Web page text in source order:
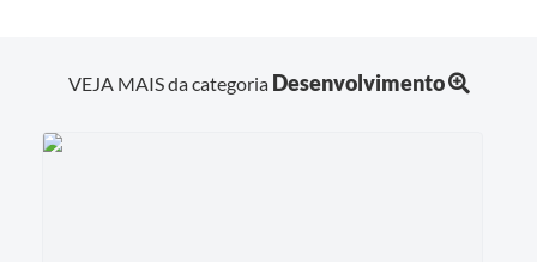
VEJA MAIS da categoria Desenvolvimento